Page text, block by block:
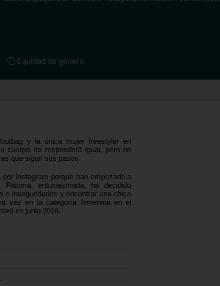
Equidad de género
y la única mujer freestyler en
cuerpo no responderá igual, pero no
que sigan sus pasos.
Instagram porque han empezado a
entusiasmada, ha decidido
e inseguridades y encontrar una chica
vez en la categoría femenina en el
en junio 2018.